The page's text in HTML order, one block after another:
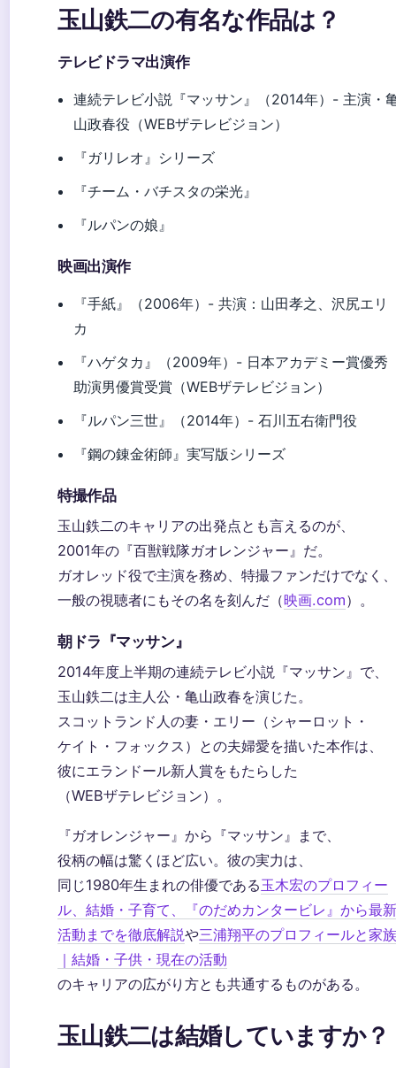
玉山鉄二の有名な作品は？
テレビドラマ出演作
連続テレビ小説『マッサン』（2014年）- 主演・
山政春役（WEBザテレビジョン）
『ガリレオ』シリーズ
『チーム・バチスタの栄光』
『ルパンの娘』
映画出演作
『手紙』（2006年）- 共演：山田孝之、沢尻エリ
カ
『ハゲタカ』（2009年）- 日本アカデミー賞優秀
助演男優賞受賞（WEBザテレビジョン）
『ルパン三世』（2014年）- 石川五右衛門役
『鋼の錬金術師』実写版シリーズ
特撮作品
玉山鉄二のキャリアの出発点とも言えるのが、
2001年の『百獣戦隊ガオレンジャー』だ。
ガオレッド役で主演を務め、特撮ファンだけでなく、
一般の視聴者にもその名を刻んだ（映画.com）。
朝ドラ『マッサン』
2014年度上半期の連続テレビ小説『マッサン』で、
玉山鉄二は主人公・亀山政春を演じた。
スコットランド人の妻・エリー（シャーロット・
ケイト・フォックス）との夫婦愛を描いた本作は、
彼にエランドール新人賞をもたらした
（WEBザテレビジョン）。
『ガオレンジャー』から『マッサン』まで、
役柄の幅は驚くほど広い。彼の実力は、
同じ1980年生まれの俳優である玉木宏のプロフィー
ル、結婚・子育て、『のだめカンタービレ』から最新
活動までを徹底解説や三浦翔平のプロフィールと家族
｜結婚・子供・現在の活動
のキャリアの広がり方とも共通するものがある。
玉山鉄二は結婚していますか？